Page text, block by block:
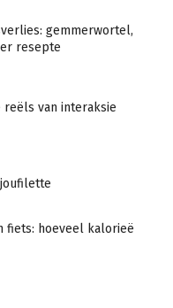
gemmerwortel,
resepte
van interaksie
fiets: hoeveel kalorieë